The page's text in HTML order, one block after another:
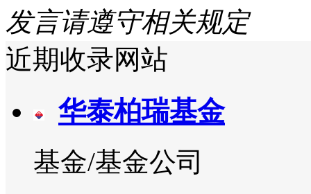
发言请遵守相关规定
近期收录网站
华泰柏瑞基金
基金/基金公司